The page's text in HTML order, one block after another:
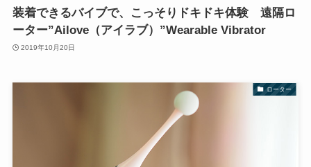
装着できるバイブで、こっそりドキドキ体験 遠隔ロ
ーター”Ailove（アイラブ）”Wearable Vibrator
2019年10月20日
ローター